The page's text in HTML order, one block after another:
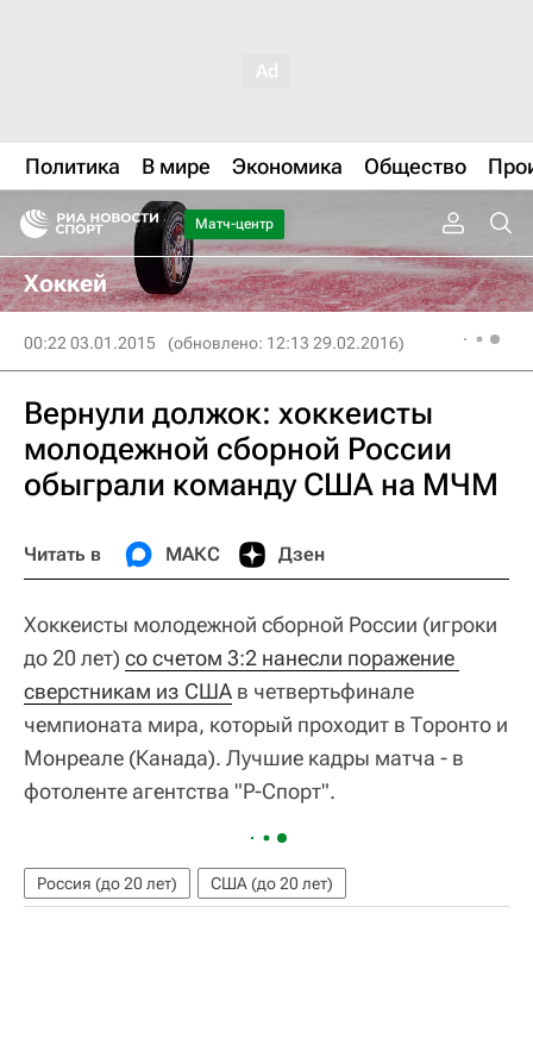
Политика В мире Экономика Общество
Матч-центр
Хоккей
00:22 03.01.2015 (обновлено: 12:13 29.02.2016)
Вернули должок: хоккеисты
молодежной сборной России
обыграли команду США на МЧМ
Читать в МАКС Дзен
Хоккеисты молодежной сборной России (игроки
до 20 лет) со счетом 3:2 нанесли поражение
сверстникам из США в четвертьфинале
чемпионата мира, который проходит в Торонто и
Монреале (Канада). Лучшие кадры матча - в
фотоленте агентства "Р-Спорт".
Россия (до 20 лет) США (до 20 лет)